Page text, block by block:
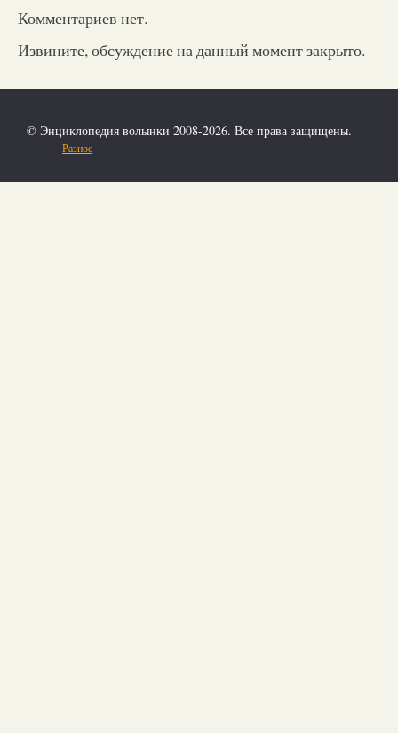
Комментариев нет.
Извините, обсуждение на данный момент закрыто.
© Энциклопедия волынки 2008-2026. Все права защищены.
Разное